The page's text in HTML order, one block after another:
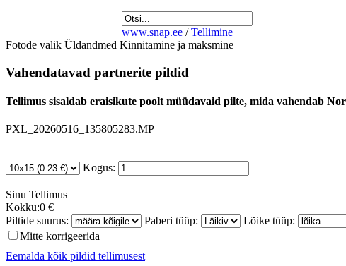
www.snap.ee / Tellimine
Fotode valik Üldandmed Kinnitamine ja maksmine
Vahendatavad partnerite pildid
Tellimus sisaldab eraisikute poolt müüdavaid pilte, mida vahendab
PXL_20260516_135805283.MP
Kogus:
Sinu Tellimus
Kokku:0 €
Piltide suurus:
Paberi tüüp: Lõike tüüp:
Mitte korrigeerida
Eemalda kõik pildid tellimusest